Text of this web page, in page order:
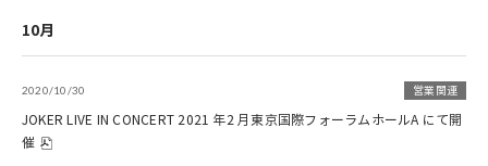
10月
2020/10/30 営業関連
JOKER LIVE IN CONCERT 2021 年2 月東京国際フォーラムホールA にて開
催